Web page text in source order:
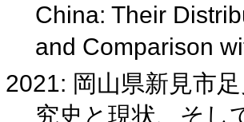
China: Their
and Comparison
2021: 岡山県新見市
究史と現状、そ